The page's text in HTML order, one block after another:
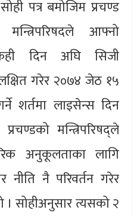
पत्र बमोजिम प्रचण्ड
आफ्नो
दिन अघि सिजी
गरेर २०७४ जेठ १५
शर्तमा लाइसेन्स दिन
मन्त्रिपरिषद्ले
अनुकूलताका लागि
नीति नै परिवर्तन गरेर
। सोहीअनुसार त्यसको २